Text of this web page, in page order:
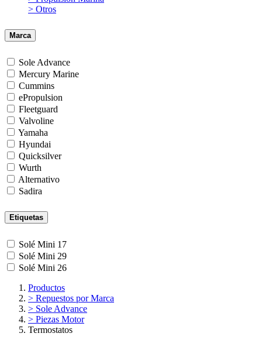
> Otros
Marca
Sole Advance
Mercury Marine
Cummins
ePropulsion
Fleetguard
Valvoline
Yamaha
Hyundai
Quicksilver
Wurth
Alternativo
Sadira
Etiquetas
Solé Mini 17
Solé Mini 29
Solé Mini 26
Productos
> Repuestos por Marca
> Sole Advance
> Piezas Motor
Termostatos